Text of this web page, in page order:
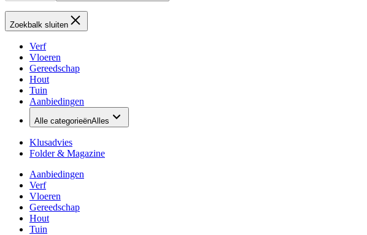
Zoekbalk sluiten
Verf
Vloeren
Gereedschap
Hout
Tuin
Aanbiedingen
Alle categorieënAlles
Klusadvies
Folder & Magazine
Aanbiedingen
Verf
Vloeren
Gereedschap
Hout
Tuin